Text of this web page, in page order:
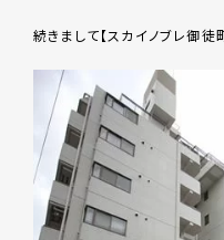
続きまして【スカイノブレ御